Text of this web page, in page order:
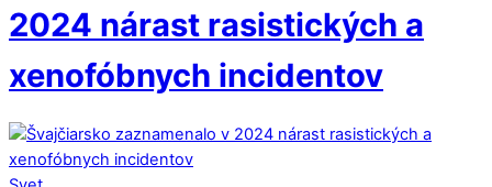
2024 nárast rasistických a
xenofóbnych incidentov